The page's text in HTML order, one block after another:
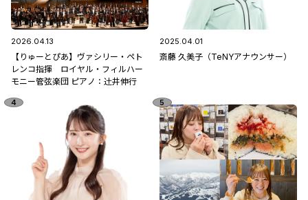
2026.04.13
【りゅーとぴあ】ヴァシリー・ペト
レンコ指揮 ロイヤル・フィルハー
モニー管弦楽団 ピアノ：辻󠄀井伸行
2025.04.01
斎藤 久美子（TeNYアナウンサー）